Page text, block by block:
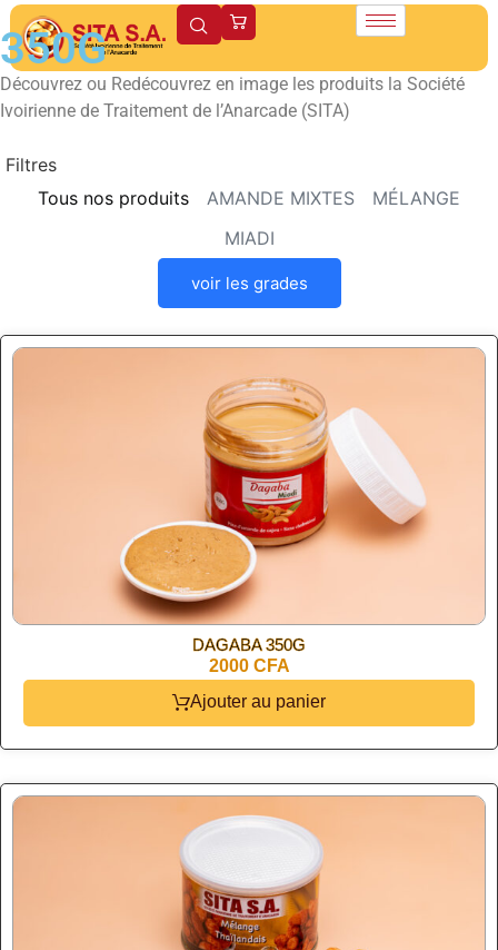
350G
Découvrez ou Redécouvrez en image les produits la Société
Ivoirienne de Traitement de l’Anarcade (SITA)
Filtres
AMANDE MIXTES
MÉLANGE
MIADI
Tous nos produits
voir les grades
DAGABA 350G
2000 CFA
Ajouter au panier